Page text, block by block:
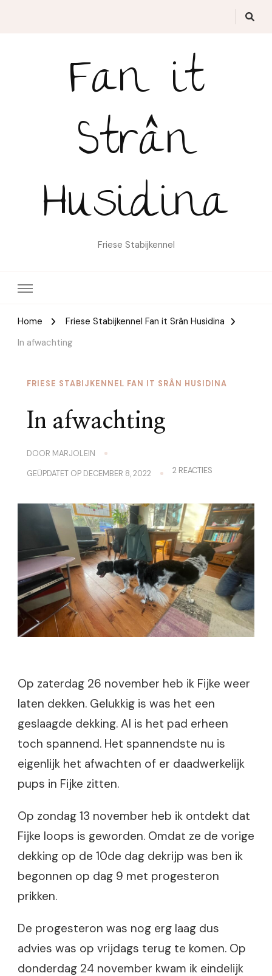
Fan it
Strân
Husidina
Friese Stabijkennel
Home
Friese Stabijkennel Fan it Srân Husidina
In afwachting
FRIESE STABIJKENNEL FAN IT SRÂN HUSIDINA
In afwachting
DOOR MARJOLEIN
GEÜPDATET OP DECEMBER 8, 2022 2 REACTIES
Op zaterdag 26 november heb ik Fijke weer
laten dekken. Gelukkig is was het een
geslaagde dekking. Al is het pad erheen
toch spannend. Het spannendste nu is
eigenlijk het afwachten of er daadwerkelijk
pups in Fijke zitten.
Op zondag 13 november heb ik ontdekt dat
Fijke loops is geworden. Omdat ze de vorige
dekking op de 10de dag dekrijp was ben ik
begonnen op dag 9 met progesteron
prikken.
De progesteron was nog erg laag dus
advies was op vrijdags terug te komen. Op
donderdag 24 november kwam ik eindelijk